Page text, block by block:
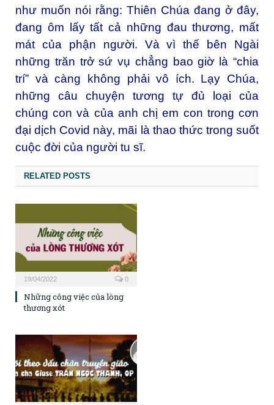
như muốn nói rằng: Thiên Chúa đang ở đây,
đang ôm lấy tất cả những đau thương, mất
mát của phận người. Và vì thế bên Ngài
những trăn trở sứ vụ chẳng bao giờ là “chia
trí” và càng không phải vô ích. Lạy Chúa,
những câu chuyện tương tự đủ loại của
chúng con và của anh chị em con trong cơn
đại dịch Covid này, mãi là thao thức trong suốt
cuộc đời của người tu sĩ.
RELATED POSTS
19/04/2022 0
Những công việc của lòng
thương xót